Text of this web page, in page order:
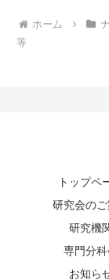
ホーム
等
トップペ
研究会の
研究機
専門分科
お知ら